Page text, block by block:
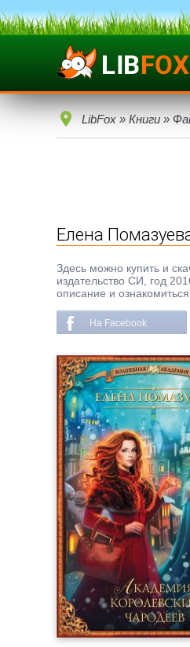
LibFox » Книги »
Елена
Здесь можно купить и
издательство СИ, год
описание и
На Facebook